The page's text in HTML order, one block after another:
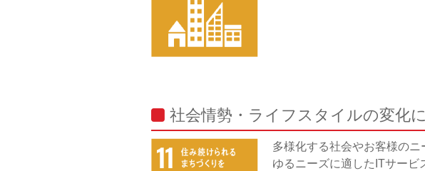
社会情勢・ライフスタイルの変化
多様化する社会やお客様の
ゆるニーズに適したITサービ